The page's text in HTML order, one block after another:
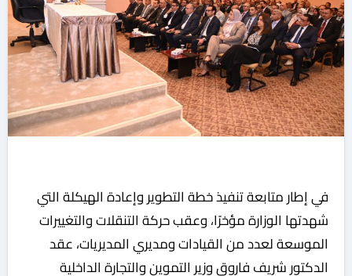
في إطار متابعة تنفيذ خطة التطوير وإعادة الهيكلة التي
شهدتها الوزارة مؤخرًا، وعقب حركة التنقلات والتغييرات
الموسعة لعدد من القيادات ومديري المديريات، عقد
الدكتور شريف فاروق وزير التموين والتجارة الداخلية